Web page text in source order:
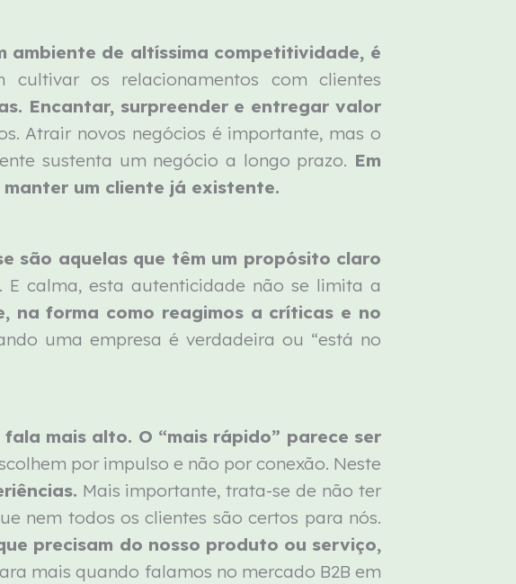
ambiente de altíssima competitividade, é
os relacionamentos com clientes
Encantar, surpreender e entregar valor
Atrair novos negócios é importante, mas o
sustenta um negócio a longo prazo. Em
um cliente já existente.
são aquelas que têm um propósito claro
calma, esta autenticidade não se limita a
na forma como reagimos a críticas e no
uma empresa é verdadeira ou “está no
mais alto. O “mais rápido” parece ser
por impulso e não por conexão. Neste
Mais importante, trata-se de não ter
nem todos os clientes são certos para nós.
precisam do nosso produto ou serviço,
mais quando falamos no mercado B2B em